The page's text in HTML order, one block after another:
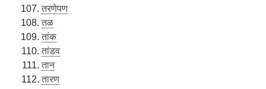
तरणेपण
तळ
तांक
तांडव
तान
तारण